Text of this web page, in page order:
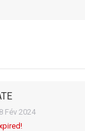
Fév 2024